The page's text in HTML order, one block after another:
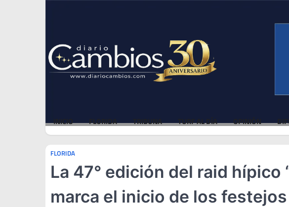
INICIO FLORIDA TRIBUNA TURF AL DÍA OPINIÓN
FLORIDA
La 47° edición del raid hípico
marca el inicio de los